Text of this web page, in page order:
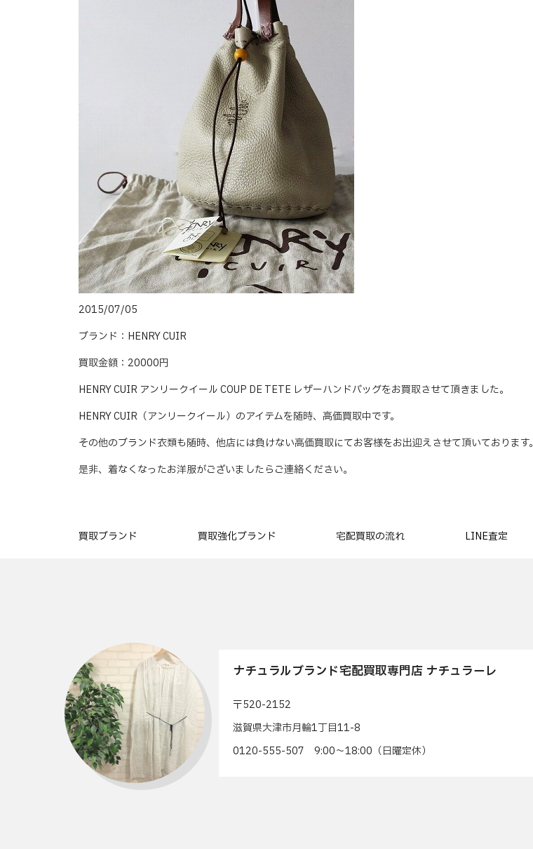
2015/07/05
ブランド：HENRY CUIR
買取金額：20000円
HENRY CUIR アンリークイール COUP DE TETE レザーハンドバッグをお買取させて頂きました。
HENRY CUIR（アンリークイール）のアイテムを随時、高価買取中です。
その他のブランド衣類も随時、他店には負けない高価買取にてお客様をお出迎えさせて頂いております。
是非、着なくなったお洋服がございましたらご連絡ください。
買取ブランド 買取強化ブランド 宅配買取の流れ LINE査定
ナチュラルブランド宅配買取専門店 ナチュラーレ
〒520-2152
滋賀県大津市月輪1丁目11-8
0120-555-507 9:00〜18:00（日曜定休）